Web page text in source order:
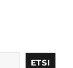
ETSI